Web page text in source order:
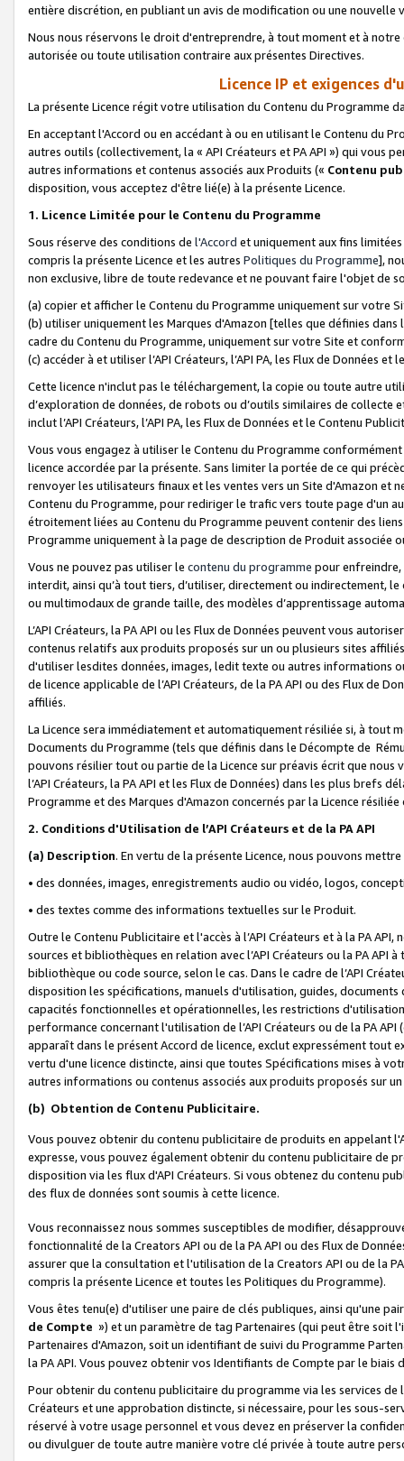
entière discrétion, en publiant un avis de modification ou une nouvelle
Nous nous réservons le droit d'entreprendre, à tout moment et à
autorisée ou toute utilisation contraire aux présentes Directives.
Licence IP et exigences
La présente Licence régit votre utilisation du Contenu du Programme
En acceptant l'Accord ou en accédant à ou en utilisant le Contenu du
autres outils (collectivement, la « API Créateurs et PA API ») qui vous
autres informations et contenus associés aux Produits (« Contenu
disposition, vous acceptez d'être lié(e) à la présente Licence.
1. Licence Limitée pour le Contenu du Programme
Sous réserve des conditions de l'Accord et uniquement aux fins
compris la présente Licence et les autres Politiques du Programme],
non exclusive, libre de toute redevance et ne pouvant faire l'objet de
(a) copier et afficher le Contenu du Programme uniquement sur votre
(b) utiliser uniquement les Marques d'Amazon [telles que définies dans
cadre du Contenu du Programme, uniquement sur votre Site et
(c) accéder à et utiliser l’API Créateurs, l’API PA, les Flux de Données
Cette licence n'inclut pas le téléchargement, la copie ou toute autre
d’exploration de données, de robots ou d’outils similaires de
inclut l’API Créateurs, l’API PA, les Flux de Données et le Contenu
Vous vous engagez à utiliser le Contenu du Programme
licence accordée par la présente. Sans limiter la portée de ce qui
renvoyer les utilisateurs finaux et les ventes vers un Site d'Amazon et
Contenu du Programme, pour rediriger le trafic vers toute page d'un
étroitement liées au Contenu du Programme peuvent contenir des
Programme uniquement à la page de description de Produit associée
Vous ne pouvez pas utiliser le contenu du programme pour
interdit, ainsi qu’à tout tiers, d’utiliser, directement ou indirectement,
ou multimodaux de grande taille, des modèles d’apprentissage
L’API Créateurs, la PA API ou les Flux de Données peuvent vous
contenus relatifs aux produits proposés sur un ou plusieurs sites
d'utiliser lesdites données, images, ledit texte ou autres informations
de licence applicable de l’API Créateurs, de la PA API ou des Flux de
affiliés.
La Licence sera immédiatement et automatiquement résiliée si, à
Documents du Programme (tels que définis dans le Décompte de
pouvons résilier tout ou partie de la Licence sur préavis écrit que
l’API Créateurs, la PA API et les Flux de Données) dans les plus
Programme et des Marques d'Amazon concernés par la Licence
2. Conditions d'Utilisation de l’API Créateurs et de la PA API
(a) Description. En vertu de la présente Licence, nous pouvons
• des données, images, enregistrements audio ou vidéo, logos,
• des textes comme des informations textuelles sur le Produit.
Outre le Contenu Publicitaire et l'accès à l’API Créateurs et à la PA
sources et bibliothèques en relation avec l’API Créateurs ou la PA
bibliothèque ou code source, selon le cas. Dans le cadre de l’API
disposition les spécifications, manuels d'utilisation, guides,
capacités fonctionnelles et opérationnelles, les restrictions
performance concernant l'utilisation de l’API Créateurs ou de la PA
apparaît dans le présent Accord de licence, exclut expressément tout
vertu d'une licence distincte, ainsi que toutes Spécifications mises à
autres informations ou contenus associés aux produits proposés sur
(b) Obtention de Contenu Publicitaire.
Vous pouvez obtenir du contenu publicitaire de produits en appelant
expresse, vous pouvez également obtenir du contenu publicitaire de
disposition via les flux d'API Créateurs. Si vous obtenez du contenu
des flux de données sont soumis à cette licence.
Vous reconnaissez nous sommes susceptibles de modifier,
fonctionnalité de la Creators API ou de la PA API ou des Flux de
assurer que la consultation et l'utilisation de la Creators API ou de la
compris la présente Licence et toutes les Politiques du Programme).
Vous êtes tenu(e) d'utiliser une paire de clés publiques, ainsi qu'une
de Compte ») et un paramètre de tag Partenaires (qui peut être soit
Partenaires d'Amazon, soit un identifiant de suivi du Programme
la PA API. Vous pouvez obtenir vos Identifiants de Compte par le biais
Pour obtenir du contenu publicitaire du programme via les services
Créateurs et une approbation distincte, si nécessaire, pour les sous-
réservé à votre usage personnel et vous devez en préserver la
ou divulguer de toute autre manière votre clé privée à toute autre